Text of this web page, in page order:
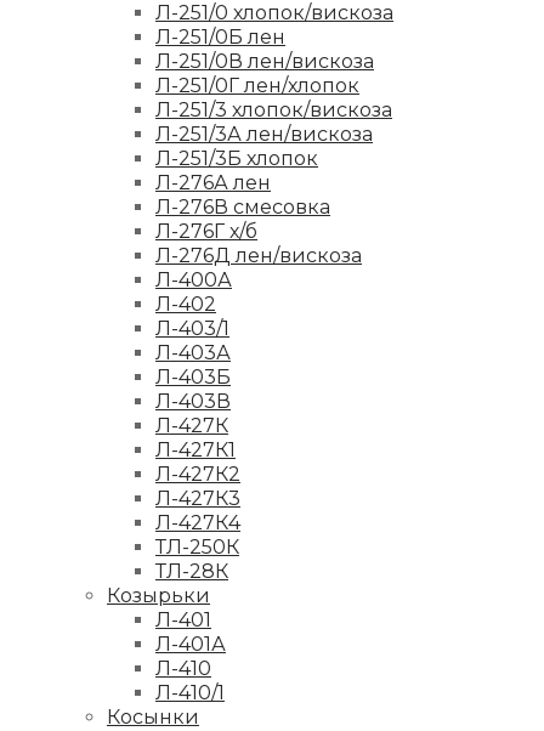
Л-251/0 хлопок/вискоза
Л-251/0Б лен
Л-251/0В лен/вискоза
Л-251/0Г лен/хлопок
Л-251/3 хлопок/вискоза
Л-251/3А лен/вискоза
Л-251/3Б хлопок
Л-276А лен
Л-276В смесовка
Л-276Г х/б
Л-276Д лен/вискоза
Л-400А
Л-402
Л-403/1
Л-403А
Л-403Б
Л-403В
Л-427К
Л-427К1
Л-427К2
Л-427К3
Л-427К4
ТЛ-250К
ТЛ-28К
Козырьки
Л-401
Л-401А
Л-410
Л-410/1
Косынки